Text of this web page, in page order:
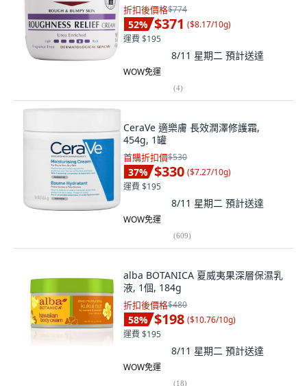
折扣後價格$774
52% $371 ($8.17/10g)
運費 $195
8/11 星期二 預計送達
WOW免運
(4)
CeraVe 適樂膚 長效潤澤修護霜,
454g, 1罐
首購折扣價$530
37% $330 ($7.27/10g)
運費 $195
8/11 星期二 預計送達
WOW免運
(609)
alba BOTANICA 夏威夷果深層保濕乳
液, 1個, 184g
折扣後價格$480
58% $198 ($10.76/10g)
運費 $195
8/11 星期二 預計送達
WOW免運
(18)